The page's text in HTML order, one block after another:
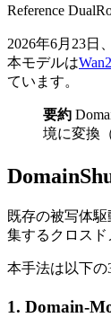
Reference
2026年6月23日、
本モデルは
ています。
要約
境に変換
既存の被写体
集するクロスド
本手法は以下の
1. Domain-